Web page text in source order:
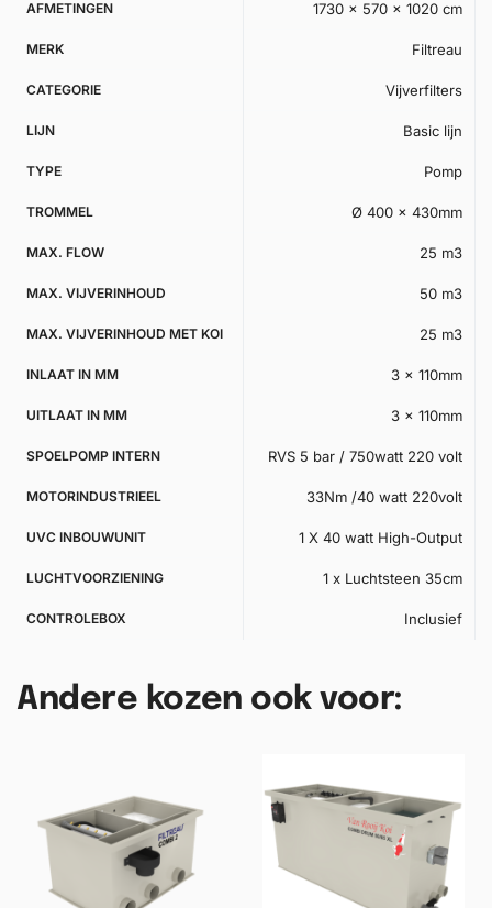
AFMETINGEN 1730 × 570 × 1020 cm
MERK Filtreau
CATEGORIE Vijverfilters
LIJN Basic lijn
TYPE Pomp
TROMMEL Ø 400 x 430mm
MAX. FLOW 25 m3
MAX. VIJVERINHOUD 50 m3
MAX. VIJVERINHOUD MET KOI 25 m3
INLAAT IN MM 3 x 110mm
UITLAAT IN MM 3 x 110mm
SPOELPOMP INTERN RVS 5 bar / 750watt 220 volt
MOTORINDUSTRIEEL 33Nm /40 watt 220volt
UVC INBOUWUNIT 1 X 40 watt High-Output
LUCHTVOORZIENING 1 x Luchtsteen 35cm
CONTROLEBOX Inclusief
Andere kozen ook voor: